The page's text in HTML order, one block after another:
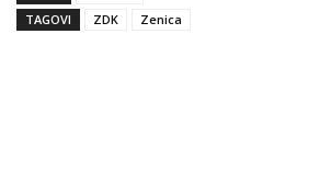
TAGOVI
ZDK Zenica